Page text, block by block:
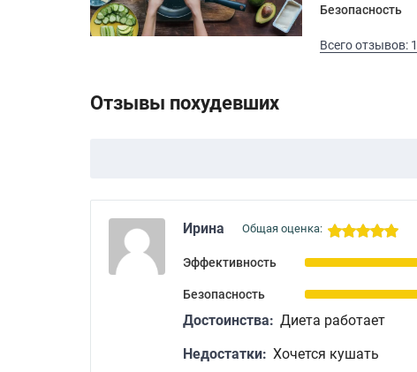
Безопасность
Всего отзывов:
Отзывы похудевших
Ирина Общая оценка:
Эффективность
Безопасность
Достоинства: Диета работает
Недостатки: Хочется кушать